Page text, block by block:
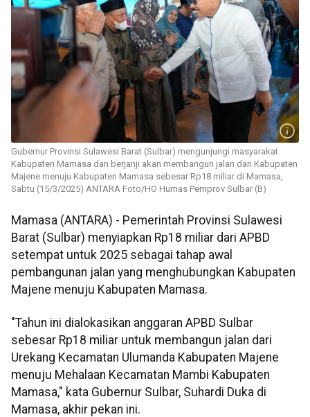
Gubernur Provinsi Sulawesi Barat (Sulbar) mengunjungi masyarakat
Kabupaten Mamasa dan berjanji akan membangun jalan dari Kabupaten
Majene menuju Kabupaten Mamasa sebesar Rp18 miliar di Mamasa,
Sabtu (15/3/2025) ANTARA Foto/HO Humas Pemprov Sulbar (B)
Mamasa (ANTARA) - Pemerintah Provinsi Sulawesi
Barat (Sulbar) menyiapkan Rp18 miliar dari APBD
setempat untuk 2025 sebagai tahap awal
pembangunan jalan yang menghubungkan Kabupaten
Majene menuju Kabupaten Mamasa.
"Tahun ini dialokasikan anggaran APBD Sulbar
sebesar Rp18 miliar untuk membangun jalan dari
Urekang Kecamatan Ulumanda Kabupaten Majene
menuju Mehalaan Kecamatan Mambi Kabupaten
Mamasa," kata Gubernur Sulbar, Suhardi Duka di
Mamasa, akhir pekan ini.